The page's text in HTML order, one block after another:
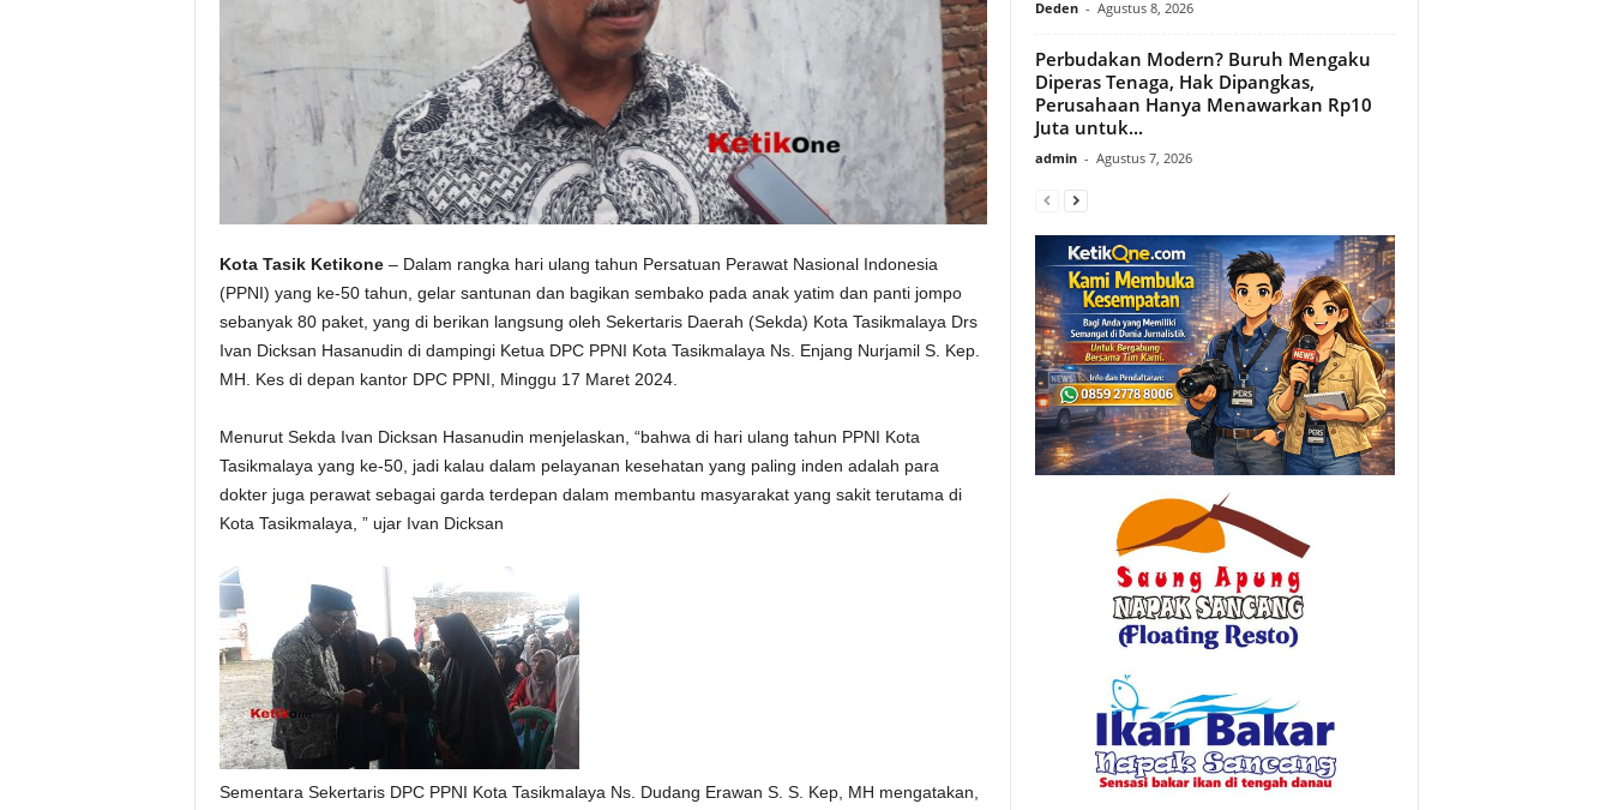
Kota Tasik Ketikone– Dalam rangka hari ulang tahun Persatuan Perawat Nasional Indonesia
(PPNI) yang ke-50 tahun, gelar santunan dan bagikan sembako pada anak yatim dan panti jompo
sebanyak 80 paket, yang di berikan langsung oleh Sekertaris Daerah (Sekda) Kota Tasikmalaya Drs
Ivan Dicksan Hasanudin di dampingi Ketua DPC PPNI Kota Tasikmalaya Ns. Enjang Nurjamil S. Kep.
MH. Kes di depan kantor DPC PPNI, Minggu 17 Maret 2024.
Menurut Sekda Ivan Dicksan Hasanudin menjelaskan, “bahwa di hari ulang tahun PPNI Kota
Tasikmalaya yang ke-50, jadi kalau dalam pelayanan kesehatan yang paling inden adalah para
dokter juga perawat sebagai garda terdepan dalam membantu masyarakat yang sakit terutama di
Kota Tasikmalaya, ” ujar Ivan Dicksan
Sementara Sekertaris DPC PPNI Kota Tasikmalaya Ns. Dudang Erawan S. S. Kep, MH mengatakan,
Deden - Agustus 8, 2026
Perbudakan Modern? Buruh Mengaku
Diperas Tenaga, Hak Dipangkas,
Perusahaan Hanya Menawarkan Rp10
Juta untuk...
admin - Agustus 7, 2026